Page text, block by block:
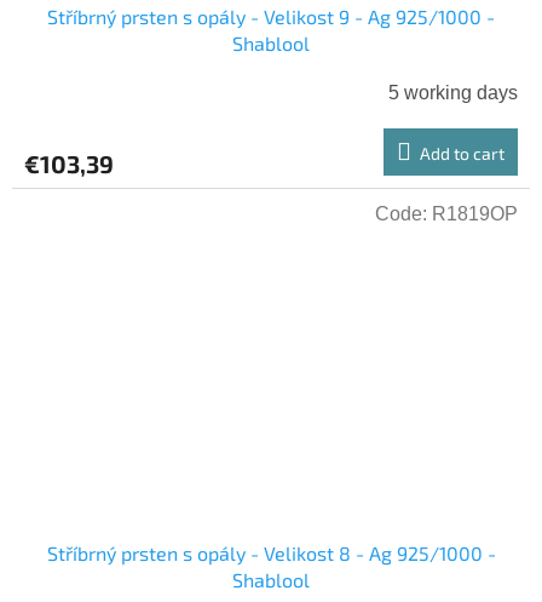
Stříbrný prsten s opály - Velikost 9 - Ag 925/1000 -
Shablool
5 working days
€103,39 Add to cart
Stříbrný prsten s opály - Velikost 8 - Ag 925/1000 -
Shablool
Code: R1819OP